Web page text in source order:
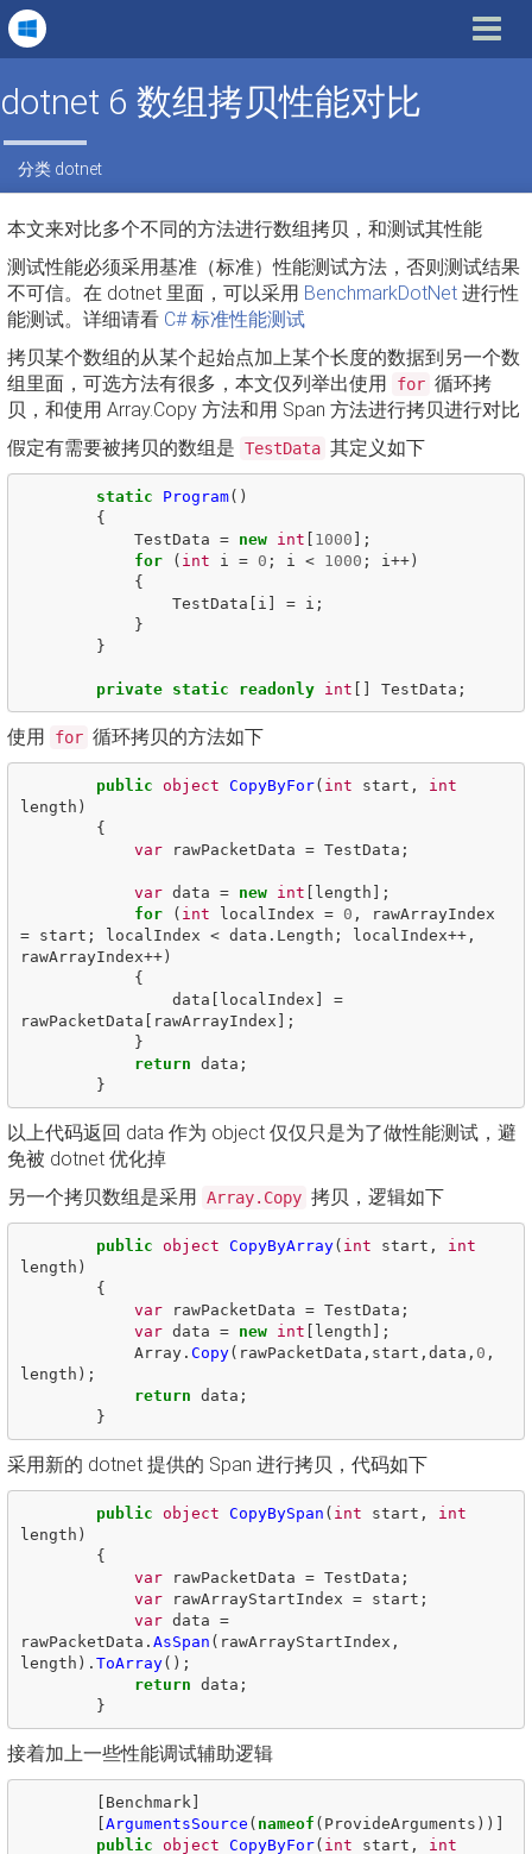
Toggle
dotnet 6 数组拷贝性能对比
分类 dotnet
本文来对比多个不同的方法进行数组拷贝，和测试其性能
测试性能必须采用基准（标准）性能测试方法，否则测试结果
不可信。在 dotnet 里面，可以采用 BenchmarkDotNet 进行性
能测试。详细请看 C# 标准性能测试
拷贝某个数组的从某个起始点加上某个长度的数据到另一个数
组里面，可选方法有很多，本文仅列举出使用
for 循环拷
贝，和使用 Array.Copy 方法和用 Span 方法进行拷贝进行对比
假定有需要被拷贝的数组是 TestData 其定义如下
static Program()
{
TestData = new int [ 1000 ];
for
( int i = 0 ; i < 1000 ; i ++)
{
TestData [ i ] = i ;
}
}
private static readonly int [] TestData ;
使用 for 循环拷贝的方法如下
public object CopyByFor( int start ,
int
length )
{
var
rawPacketData = TestData ;
var data = new int [ length ];
for
( int localIndex = 0 ,
rawArrayIndex
=
start ; localIndex < data . Length ; localIndex++,
rawArrayIndex++)
{
data [ localIndex ]
=
rawPacketData [ rawArrayIndex ];
}
return data ;
}
以上代码返回 data 作为 object 仅仅只是为了做性能测试，避
免被 dotnet 优化掉
另一个拷贝数组是采用 Array.Copy 拷贝，逻辑如下
public object CopyByArray( int start ,
int
length )
{
var
rawPacketData = TestData ;
var data = new int [ length ];
Array. Copy( rawPacketData , start , data , 0 ,
length );
return data ;
}
采用新的 dotnet 提供的 Span 进行拷贝，代码如下
public object CopyBySpan ( int start ,
int
length )
{
var
rawPacketData = TestData ;
var
rawArrayStartIndex = start ;
var data =
rawPacketData . AsSpan ( rawArrayStartIndex ,
length ). ToArray();
return data ;
}
接着加上一些性能调试辅助逻辑
[ Benchmark ]
[ArgumentsSource ( nameof ( ProvideArguments ))]
public object CopyByFor( int start ,
int